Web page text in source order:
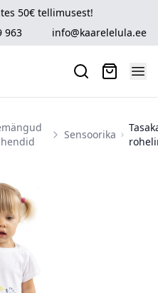
50€ tellimusest!
963 info@kaarelelula.ee
Sensoorika